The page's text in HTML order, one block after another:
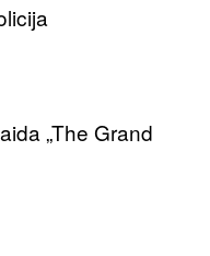
„The Grand